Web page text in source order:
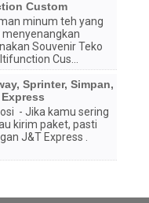
Custom
minum teh yang
menyenangkan
Souvenir Teko
Cus...
Sprinter, Simpan,
- Jika kamu sering
kirim paket, pasti
J&T Express .